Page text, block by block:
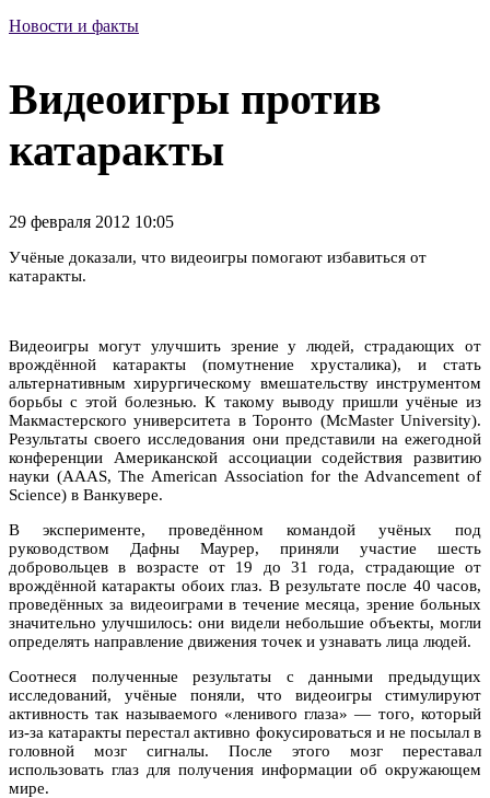
Новости и факты
Видеоигры против
катаракты
29 февраля 2012 10:05
Учёные доказали, что видеоигры помогают избавиться от
катаракты.
Видеоигры могут улучшить зрение у людей, страдающих от
врождённой катаракты (помутнение хрусталика), и стать
альтернативным хирургическому вмешательству инструментом
борьбы с этой болезнью. К такому выводу пришли учёные из
Макмастерского университета в Торонто (McMaster University).
Результаты своего исследования они представили на ежегодной
конференции Американской ассоциации содействия развитию
науки (AAAS, The American Association for the Advancement of
Science) в Ванкувере.
В эксперименте, проведённом командой учёных под
руководством Дафны Маурер, приняли участие шесть
добровольцев в возрасте от 19 до 31 года, страдающие от
врождённой катаракты обоих глаз. В результате после 40 часов,
проведённых за видеоиграми в течение месяца, зрение больных
значительно улучшилось: они видели небольшие объекты, могли
определять направление движения точек и узнавать лица людей.
Соотнеся полученные результаты с данными предыдущих
исследований, учёные поняли, что видеоигры стимулируют
активность так называемого «ленивого глаза» — того, который
из-за катаракты перестал активно фокусироваться и не посылал в
головной мозг сигналы. После этого мозг переставал
использовать глаз для получения информации об окружающем
мире.